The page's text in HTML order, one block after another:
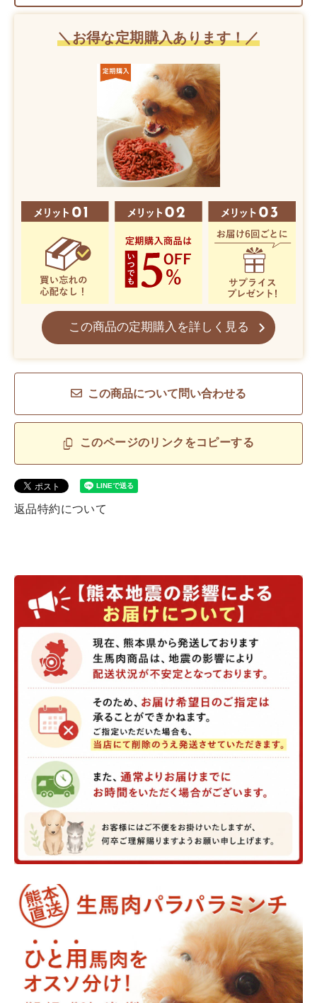
＼お得な定期購入あります！／
この商品の定期購入を詳しく見る
この商品について問い合わせる
このページのリンクをコピーする
返品特約について